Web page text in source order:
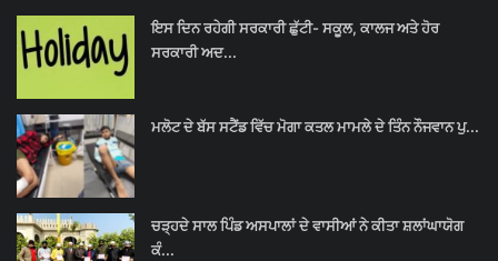
ਇਸ ਦਿਨ ਰਹੇਗੀ ਸਰਕਾਰੀ ਛੁੱਟੀ- ਸਕੂਲ, ਕਾਲਜ ਅਤੇ ਹੋਰ
ਸਰਕਾਰੀ ਅਦ...
ਮਲੋਟ ਦੇ ਬੱਸ ਸਟੈਂਡ ਵਿੱਚ ਮੋਗਾ ਕਤਲ ਮਾਮਲੇ ਦੇ ਤਿੰਨ ਨੌਜਵਾਨ ਪੁ...
ਚੜ੍ਹਦੇ ਸਾਲ ਪਿੰਡ ਅਸਪਾਲਾਂ ਦੇ ਵਾਸੀਆਂ ਨੇ ਕੀਤਾ ਸ਼ਲਾਂਘਾਯੋਗ
ਕੰ...